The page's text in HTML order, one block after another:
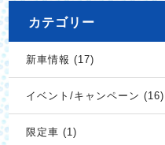
カテゴリー
新車情報 (17)
イベント/キャンペーン (16)
限定車 (1)